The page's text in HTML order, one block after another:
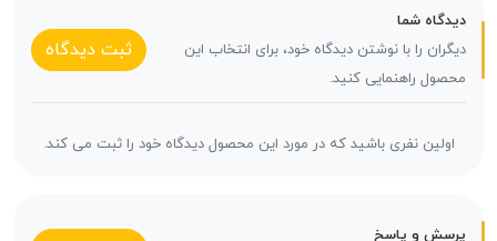
دیدگاه شما
دیگران را با نوشتن دیدگاه خود، برای انتخاب این
محصول راهنمایی کنید.
ثبت دیدگاه
اولین نفری باشید که در مورد این محصول دیدگاه خود را ثبت می کند.
پرسش و پاسخ